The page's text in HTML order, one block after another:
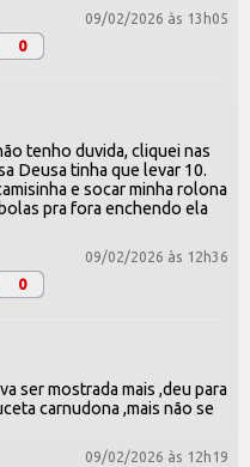
09/02/2026 às 13h05
0
tenho duvida, cliquei nas
Deusa tinha que levar 10.
e socar minha rolona
pra fora enchendo ela
09/02/2026 às 12h36
0
ser mostrada mais ,deu para
carnudona ,mais não se
09/02/2026 às 12h19